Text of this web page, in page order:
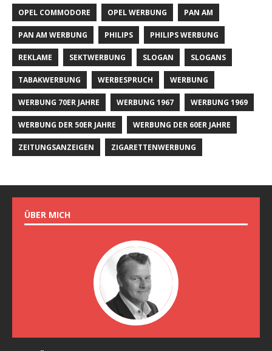
OPEL COMMODORE OPEL WERBUNG PAN AM
PAN AM WERBUNG PHILIPS PHILIPS WERBUNG
REKLAME SEKTWERBUNG SLOGAN SLOGANS
TABAKWERBUNG WERBESPRUCH WERBUNG
WERBUNG 70ER JAHRE WERBUNG 1967 WERBUNG 1969
WERBUNG DER 50ER JAHRE WERBUNG DER 60ER JAHRE
ZEITUNGSANZEIGEN ZIGARETTENWERBUNG
ÜBER MICH